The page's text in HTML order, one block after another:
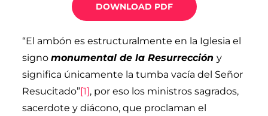
DOWNLOAD PDF
“El ambón es estructuralmente en la Iglesia el
signomonumental de la Resurreccióny
significa únicamente la tumba vacía del Señor
Resucitado”[1], por eso los ministros sagrados,
sacerdote y diácono, que proclaman el